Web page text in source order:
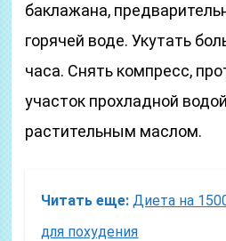
баклажана,
горячей воде. Укутать
часа. Снять компресс,
участок прохладной
растительным маслом.
Читать еще: Диета на
для похудения